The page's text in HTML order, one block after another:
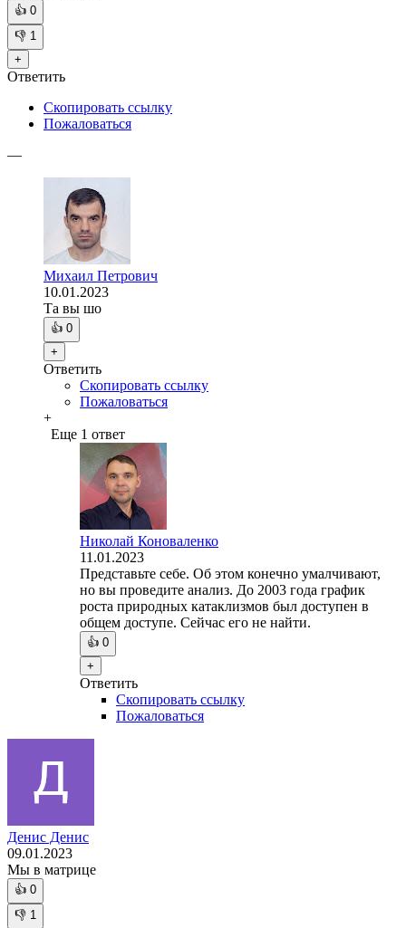
👍 0
👎 1
+
Ответить
Скопировать ссылку
Пожаловаться
—
Михаил Петрович
10.01.2023
Та вы шо
👍 0
+
Ответить
Скопировать ссылку
Пожаловаться
+
Еще 1 ответ
Николай Коноваленко
11.01.2023
Представьте себе. Об этом конечно умалчивают,
но вы проведите анализ. До 2003 года график
роста природных катаклизмов был доступен в
общем доступе. Сейчас его не найти.
👍 0
+
Ответить
Скопировать ссылку
Пожаловаться
Денис Денис
09.01.2023
Мы в матрице
👍 0
👎 1